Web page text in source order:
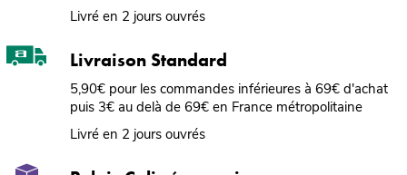
Livré en 2 jours ouvrés
Livraison Standard
5,90€ pour les commandes inférieures à 69€ d'achat
puis 3€ au delà de 69€ en France métropolitaine
Livré en 2 jours ouvrés